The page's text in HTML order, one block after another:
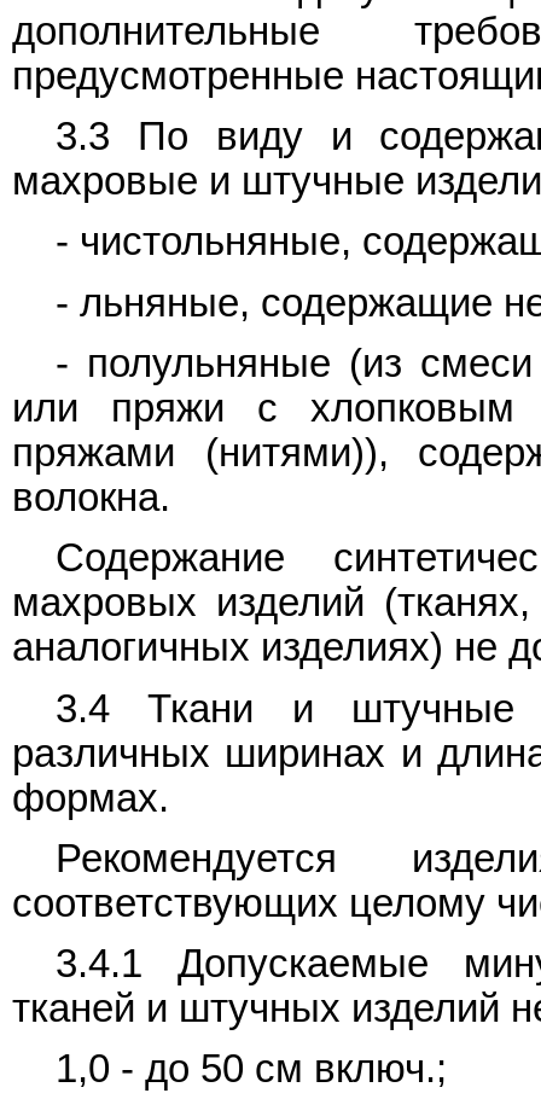
дополнительные
предусмотренные
3.3 По виду и
махровые и штучные
- чистольняные,
- льняные, содержащие
- полульняные (из смеси
или пряжи с хлопковым
пряжами (нитями)),
волокна.
Содержание
махровых изделий
аналогичных изделиях) не
3.4 Ткани и штучные
различных ширинах и
формах.
Рекомендуется
соответствующих целому
3.4.1 Допускаемые
тканей и штучных изделий
1,0 - до 50 см включ.;